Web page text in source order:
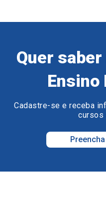
Quer
Ensino
Cadastre-se e receba
cursos